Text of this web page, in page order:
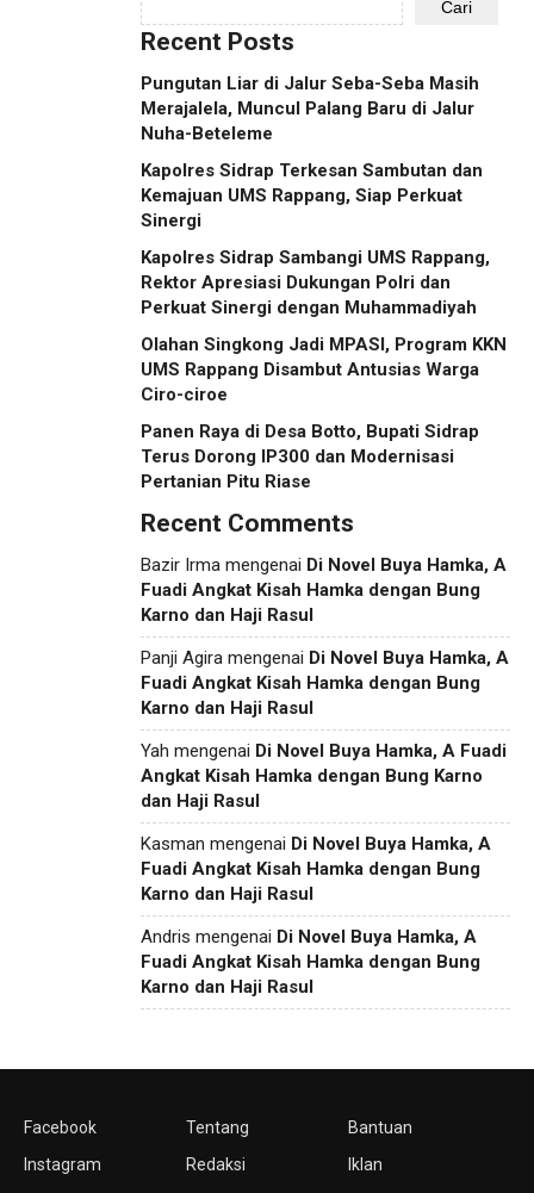
Cari
Recent Posts
Pungutan Liar di Jalur Seba-Seba Masih
Merajalela, Muncul Palang Baru di Jalur
Nuha-Beteleme
Kapolres Sidrap Terkesan Sambutan dan
Kemajuan UMS Rappang, Siap Perkuat
Sinergi
Kapolres Sidrap Sambangi UMS Rappang,
Rektor Apresiasi Dukungan Polri dan
Perkuat Sinergi dengan Muhammadiyah
Olahan Singkong Jadi MPASI, Program KKN
UMS Rappang Disambut Antusias Warga
Ciro-ciroe
Panen Raya di Desa Botto, Bupati Sidrap
Terus Dorong IP300 dan Modernisasi
Pertanian Pitu Riase
Recent Comments
Bazir Irma mengenai Di Novel Buya Hamka, A
Fuadi Angkat Kisah Hamka dengan Bung
Karno dan Haji Rasul
Panji Agira mengenai Di Novel Buya Hamka, A
Fuadi Angkat Kisah Hamka dengan Bung
Karno dan Haji Rasul
Yah mengenai Di Novel Buya Hamka, A Fuadi
Angkat Kisah Hamka dengan Bung Karno
dan Haji Rasul
Kasman mengenai Di Novel Buya Hamka, A
Fuadi Angkat Kisah Hamka dengan Bung
Karno dan Haji Rasul
Andris mengenai Di Novel Buya Hamka, A
Fuadi Angkat Kisah Hamka dengan Bung
Karno dan Haji Rasul
Facebook
Instagram
Tentang
Redaksi
Bantuan
Iklan